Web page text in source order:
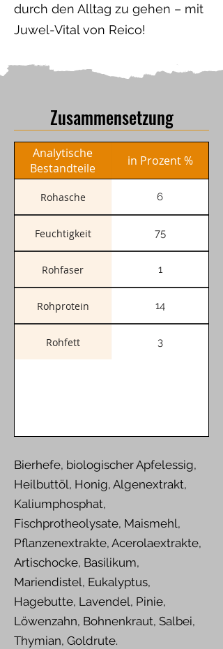
durch den Alltag zu gehen – mit
Juwel-Vital von Reico!
Zusammensetzung
Analytische
Bestandteile
in Prozent %
Rohasche 6
Feuchtigkeit 75
Rohfaser 1
Rohprotein 14
Rohfett 3
Bierhefe, biologischer Apfelessig,
Heilbuttöl, Honig, Algenextrakt,
Kaliumphosphat,
Fischprotheolysate, Maismehl,
Pflanzenextrakte, Acerolaextrakte,
Artischocke, Basilikum,
Mariendistel, Eukalyptus,
Hagebutte, Lavendel, Pinie,
Löwenzahn, Bohnenkraut, Salbei,
Thymian, Goldrute.